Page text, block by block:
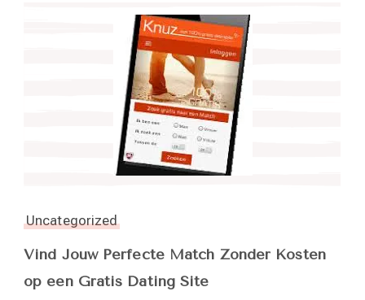
Uncategorized
Vind Jouw Perfecte Match Zonder Kosten
op een Gratis Dating Site